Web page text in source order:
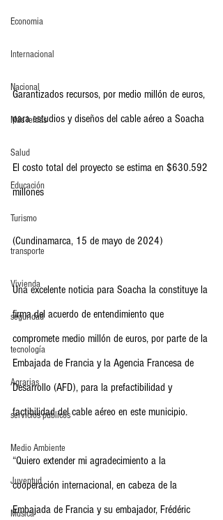
Economia
Internacional
Nacional
Más leídas
Salud
Educación
Turismo
transporte
Vivienda
seguridad
tecnología
Agrarias
servicios publicos
Medio Ambiente
Juventud
Música
Garantizados recursos, por medio millón de euros,
para estudios y diseños del cable aéreo a Soacha
El costo total del proyecto se estima en $630.592
millones
(Cundinamarca, 15 de mayo de 2024)
Una excelente noticia para Soacha la constituye la
firma del acuerdo de entendimiento que
compromete medio millón de euros, por parte de la
Embajada de Francia y la Agencia Francesa de
Desarrollo (AFD), para la prefactibilidad y
factibilidad del cable aéreo en este municipio.
“Quiero extender mi agradecimiento a la
cooperación internacional, en cabeza de la
Embajada de Francia y su embajador, Frédéric